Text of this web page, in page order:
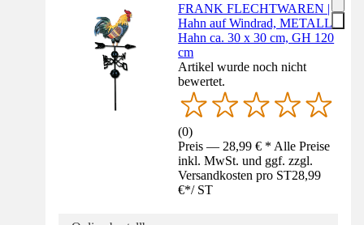
FRANK FLECHTWAREN |
Hahn auf Windrad, METALL,
Hahn ca. 30 x 30 cm, GH 120
cm
Artikel wurde noch nicht
bewertet.
(0)
Preis — 28,99 € * Alle Preise
inkl. MwSt. und ggf. zzgl.
Versandkosten pro ST28,99
€*/ ST